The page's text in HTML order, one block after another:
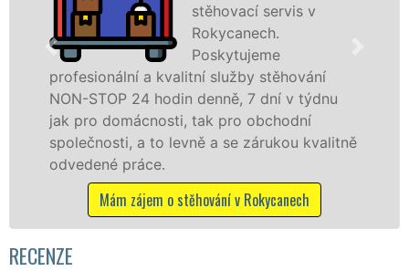
stěhovací servis v
Rokycanech.
Poskytujeme
služby stěhování
denně, 7 dní v týdnu
tak pro obchodní
levně a se zárukou kvalitně
o stěhování v Rokycanech
služby
celém okresu
franchisové sítě
Nabízíme
RECENZE